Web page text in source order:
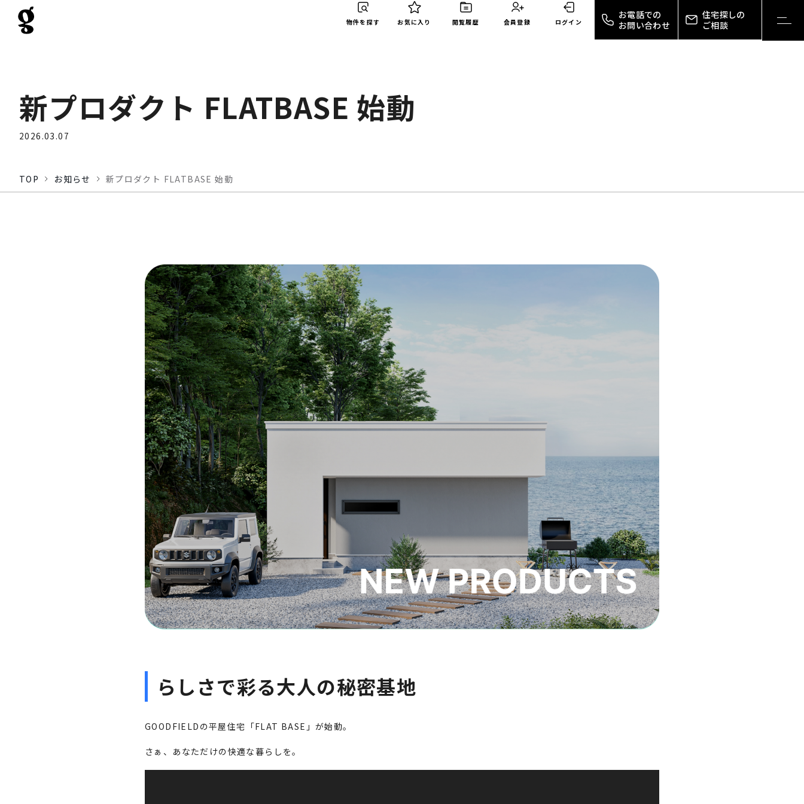
物件を探す お気に入り 閲覧履歴 会員登録 ログイン
お電話での
お問い合わせ
住宅探しの
ご相談
toggle
新プロダクト FLATBASE 始動
2026.03.07
TOP お知らせ 新プロダクト FLATBASE 始動
らしさで彩る大人の秘密基地
GOODFIELDの平屋住宅「FLAT BASE」が始動。
さぁ、あなただけの快適な暮らしを。